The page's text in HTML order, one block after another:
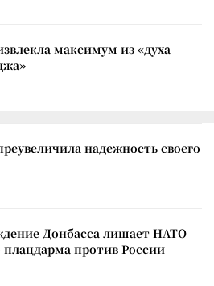
максимум из «духа
надежность своего
Донбасса лишает НАТО
плацдарма против России